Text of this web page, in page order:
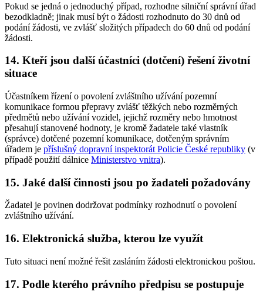
Pokud se jedná o jednoduchý případ, rozhodne silniční správní úřad
bezodkladně; jinak musí být o žádosti rozhodnuto do 30 dnů od
podání žádosti, ve zvlášť složitých případech do 60 dnů od podání
žádosti.
14. Kteří jsou další účastníci (dotčení) řešení životní
situace
Účastníkem řízení o povolení zvláštního užívání pozemní
komunikace formou přepravy zvlášť těžkých nebo rozměrných
předmětů nebo užívání vozidel, jejichž rozměry nebo hmotnost
přesahují stanovené hodnoty, je kromě žadatele také vlastník
(správce) dotčené pozemní komunikace, dotčeným správním
úřadem je příslušný dopravní inspektorát Policie České republiky (v
případě použití dálnice Ministerstvo vnitra).
15. Jaké další činnosti jsou po žadateli požadovány
Žadatel je povinen dodržovat podmínky rozhodnutí o povolení
zvláštního užívání.
16. Elektronická služba, kterou lze využít
Tuto situaci není možné řešit zasláním žádosti elektronickou poštou.
17. Podle kterého právního předpisu se postupuje